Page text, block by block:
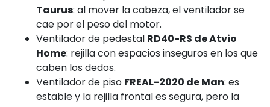
Taurus: al mover la cabeza, el ventilador se
cae por el peso del motor.
Ventilador de pedestal RD40-RS de Atvio
Home: rejilla con espacios inseguros en los que
caben los dedos.
Ventilador de piso FREAL-2020 de Man: es
estable y la rejilla frontal es segura, pero la